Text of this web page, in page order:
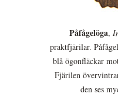
Påfågelöga,
praktfjärilar.
blå ögonfläckar
Fjärilen
den ses